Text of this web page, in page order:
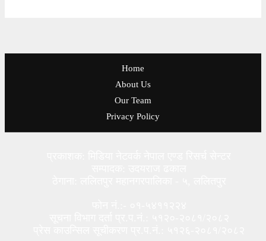
Home
About Us
Our Team
Privacy Policy